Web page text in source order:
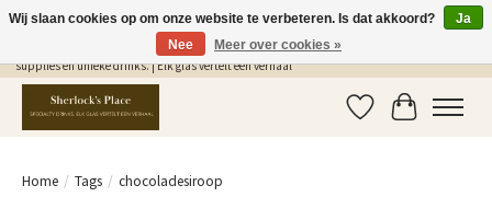
Gratis Verzending in NL vanaf €75,- | Sherlocks Place: dé plek voor MONIN siropen, bar
supplies en unieke drinks. | Elk glas vertelt een verhaal
Verlanglijst
Home / Tags / chocoladesiroop
Wij slaan cookies op om onze website te verbeteren. Is dat akkoord?
Ja
Nee
Meer over cookies »